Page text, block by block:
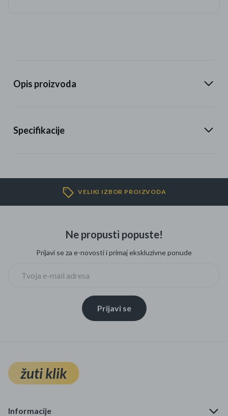
Opis proizvoda
Specifikacije
VELIKI IZBOR PROIZVODA
Ne propusti popuste!
Prijavi se za e-novosti i primaj ekskluzivne ponude
Prijavi se
žuti klik
Informacije